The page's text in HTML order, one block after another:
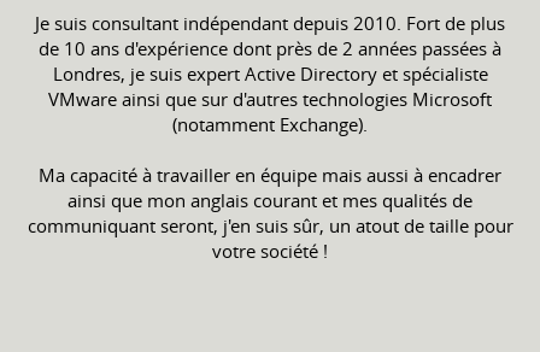
Je suis consultant indépendant depuis 2010. Fort de plus
de 10 ans d'expérience dont près de 2 années passées à
Londres, je suis expert Active Directory et spécialiste
VMware ainsi que sur d'autres technologies Microsoft
(notamment Exchange).
Ma capacité à travailler en équipe mais aussi à encadrer
ainsi que mon anglais courant et mes qualités de
communiquant seront, j'en suis sûr, un atout de taille pour
votre société !